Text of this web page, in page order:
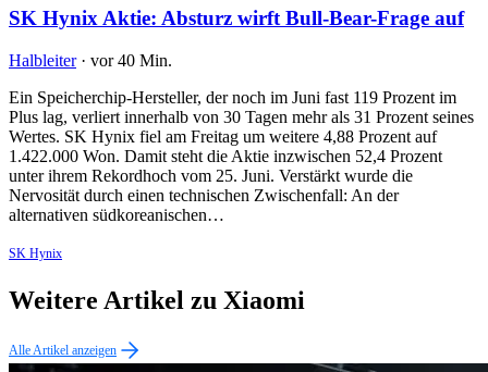
SK Hynix Aktie: Absturz wirft Bull-Bear-Frage auf
Halbleiter · vor 40 Min.
Ein Speicherchip-Hersteller, der noch im Juni fast 119 Prozent im
Plus lag, verliert innerhalb von 30 Tagen mehr als 31 Prozent seines
Wertes. SK Hynix fiel am Freitag um weitere 4,88 Prozent auf
1.422.000 Won. Damit steht die Aktie inzwischen 52,4 Prozent
unter ihrem Rekordhoch vom 25. Juni. Verstärkt wurde die
Nervosität durch einen technischen Zwischenfall: An der
alternativen südkoreanischen…
SK Hynix
Weitere Artikel zu Xiaomi
Alle Artikel anzeigen